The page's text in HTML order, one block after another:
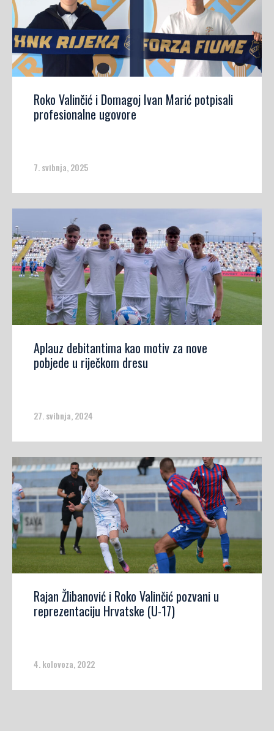
Roko Valinčić i Domagoj Ivan Marić potpisali
profesionalne ugovore
7. svibnja, 2025
Aplauz debitantima kao motiv za nove
pobjede u riječkom dresu
27. svibnja, 2024
Rajan Žlibanović i Roko Valinčić pozvani u
reprezentaciju Hrvatske (U-17)
4. kolovoza, 2022